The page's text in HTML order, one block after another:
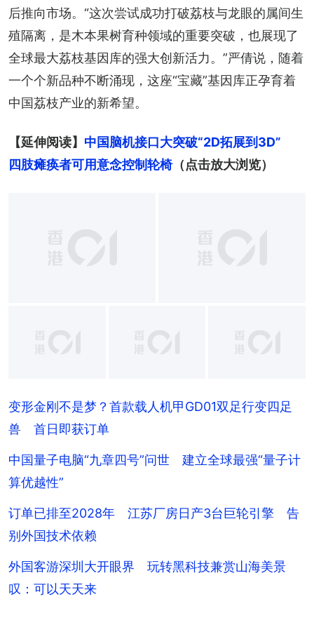
后推向市场。“这次尝试成功打破荔枝与龙眼的属间生
殖隔离，是木本果树育种领域的重要突破，也展现了
全球最大荔枝基因库的强大创新活力。”严倩说，随着
一个个新品种不断涌现，这座“宝藏”基因库正孕育着
中国荔枝产业的新希望。
【延伸阅读】 中国脑机接口大突破“2D拓展到3D”
四肢瘫痪者可用意念控制轮椅（点击放大浏览）
+15
变形金刚不是梦？首款载人机甲GD01双足行变四足
兽 首日即获订单
中国量子电脑“九章四号”问世 建立全球最强“量子计
算优越性”
订单已排至2028年 江苏厂房日产3台巨轮引擎 告
别外国技术依赖
外国客游深圳大开眼界 玩转黑科技兼赏山海美景
叹：可以天天来